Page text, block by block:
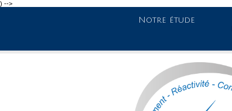
) -->
Notre étude